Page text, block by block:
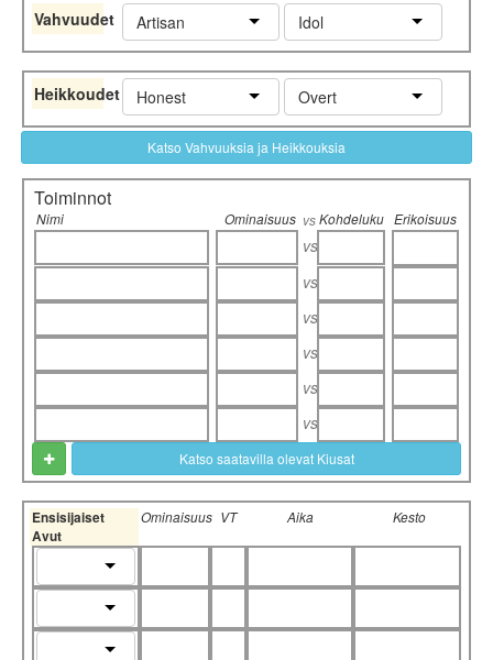
Vahvuudet Artisan Idol
Heikkoudet Honest Overt
Katso Vahvuuksia ja Heikkouksia
Toiminnot
Nimi Ominaisuus vs Kohdeluku Erikoisuus
vs
vs
vs
vs
vs
vs
Katso saatavilla olevat Kiusat
Ensisijaiset
Avut
Ominaisuus VT Aika Kesto